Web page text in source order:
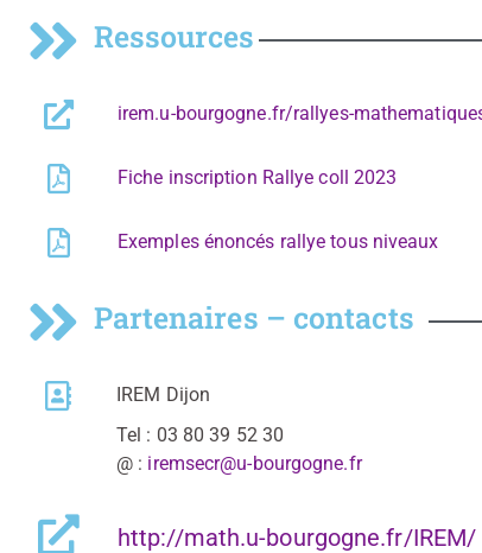
Ressources
irem.u-bourgogne.fr/rallyes-
Fiche inscription Rallye coll 2023
Exemples énoncés rallye tous niveaux
Partenaires – contacts
IREM Dijon
Tel : 03 80 39 52 30
@ : iremsecr@u-bourgogne.fr
http://math.u-bourgogne.fr/IREM/